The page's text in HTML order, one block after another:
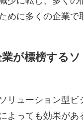
めに多くの企業で
が標榜する
リューション型
よっても効果があ